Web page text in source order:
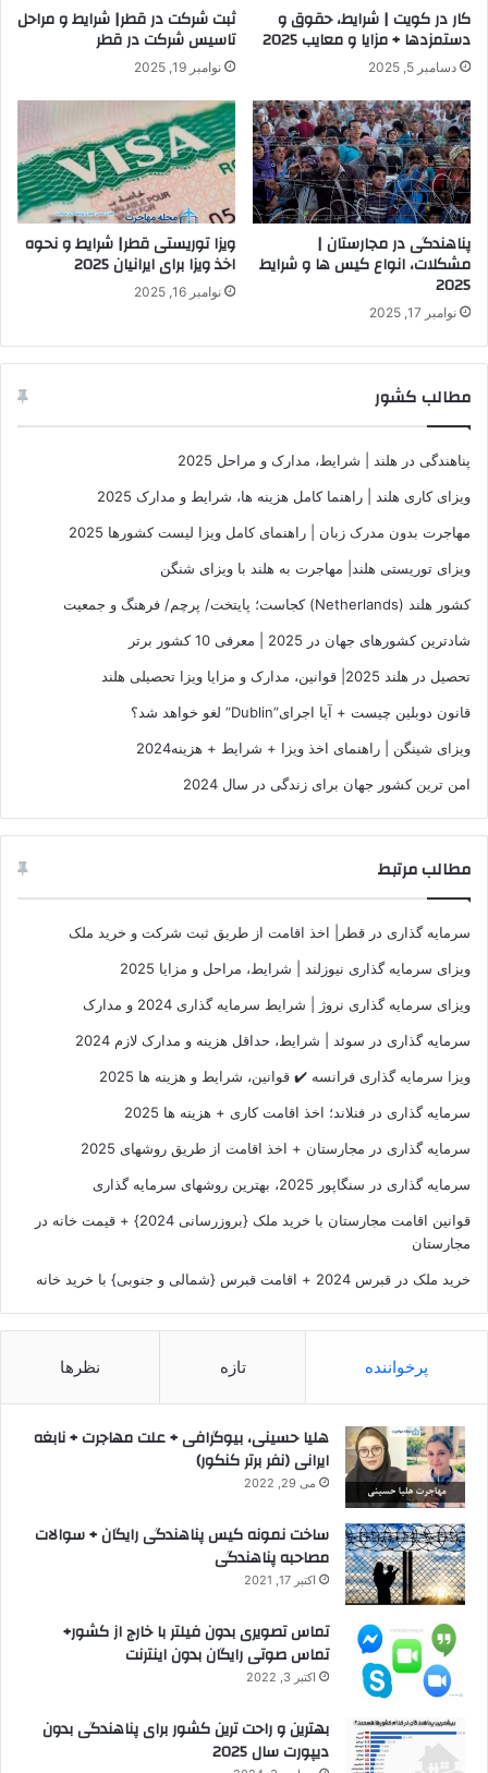
کار در کویت | شرایط، حقوق و
دستمزدها + مزایا و معایب 2025
دسامبر 5, 2025
ثبت شرکت در قطر| شرایط و مراحل
تاسیس شرکت در قطر
نوامبر 19, 2025
پناهندگی در مجارستان |
مشکلات، انواع کیس ها و شرایط
2025
نوامبر 17, 2025
ویزا توریستی قطر| شرایط و نحوه
اخذ ویزا برای ایرانیان 2025
نوامبر 16, 2025
مطالب کشور
پناهندگی در هلند | شرایط، مدارک و مراحل 2025
ویزای کاری هلند | راهنما کامل هزینه ها، شرایط و مدارک 2025
مهاجرت بدون مدرک زبان | راهنمای کامل ویزا لیست کشورها 2025
ویزای توریستی هلند| مهاجرت به هلند با ویزای شنگن
کشور هلند (Netherlands) کجاست؛ پایتخت/ پرچم/ فرهنگ و جمعیت
شادترین کشورهای جهان در 2025 | معرفی 10 کشور برتر
تحصیل در هلند 2025| قوانین، مدارک و مزایا ویزا تحصیلی هلند
قانون دوبلین چیست + آیا اجرای”Dublin” لغو خواهد شد؟
ویزای شینگن | راهنمای اخذ ویزا + شرایط + هزینه2024
امن ترین کشور جهان برای زندگی در سال 2024
مطالب مرتبط
سرمایه گذاری در قطر| اخذ اقامت از طریق ثبت شرکت و خرید ملک
ویزای سرمایه‌ گذاری نیوزلند | شرایط، مراحل و مزایا 2025
ویزای سرمایه گذاری نروژ | شرایط سرمایه گذاری 2024 و مدارک
سرمایه گذاری در سوئد | شرایط، حداقل هزینه و مدارک لازم 2024
ویزا سرمایه گذاری فرانسه ✔️ قوانین، شرایط و هزینه ها 2025
سرمایه گذاری در فنلاند؛ اخذ اقامت کاری + هزینه ها 2025
سرمایه گذاری در مجارستان + اخذ اقامت از طریق روشهای 2025
سرمایه گذاری در سنگاپور 2025، بهترین روشهای سرمایه گذاری
قوانین اقامت مجارستان با خرید ملک {بروزرسانی 2024} + قیمت خانه در
مجارستان
خرید ملک در قبرس 2024 + اقامت قبرس {شمالی و جنوبی} با خرید خانه
پرخواننده تازه نظرها
هلیا حسینی، بیوگرافی + علت مهاجرت + نابغه
ایرانی (نفر برتر کنکور)
می 29, 2022
ساخت نمونه کیس پناهندگی رایگان + سوالات
مصاحبه پناهندگی
اکتبر 17, 2021
تماس تصویری بدون فیلتر با خارج از کشور+
تماس صوتی رایگان بدون اینترنت
اکتبر 3, 2022
بهترین و راحت ترین کشور برای پناهندگی بدون
دیپورت سال 2025